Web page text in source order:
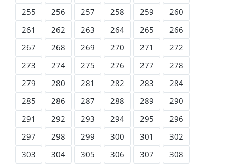
255
256 257 258 259
260
261
262 263 264 265
266
267
268 269 270 271
272
273
274 275 276 277
278
279
280 281 282 283
284
285
286 287 288 289
290
291
292 293 294 295
296
297
298 299 300 301
302
303
304 305 306 307
308